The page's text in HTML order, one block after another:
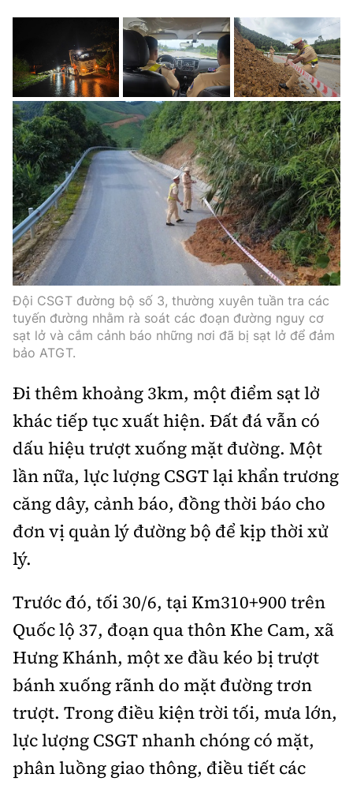
Đội CSGT đường bộ số 3, thường xuyên tuần tra các
tuyến đường nhằm rà soát các đoạn đường nguy cơ
sạt lở và cắm cảnh báo những nơi đã bị sạt lở để đảm
bảo ATGT.
Đi thêm khoảng 3km, một điểm sạt lở
khác tiếp tục xuất hiện. Đất đá vẫn có
dấu hiệu trượt xuống mặt đường. Một
lần nữa, lực lượng CSGT lại khẩn trương
căng dây, cảnh báo, đồng thời báo cho
đơn vị quản lý đường bộ để kịp thời xử
lý.
Trước đó, tối 30/6, tại Km310+900 trên
Quốc lộ 37, đoạn qua thôn Khe Cam, xã
Hưng Khánh, một xe đầu kéo bị trượt
bánh xuống rãnh do mặt đường trơn
trượt. Trong điều kiện trời tối, mưa lớn,
lực lượng CSGT nhanh chóng có mặt,
phân luồng giao thông, điều tiết các